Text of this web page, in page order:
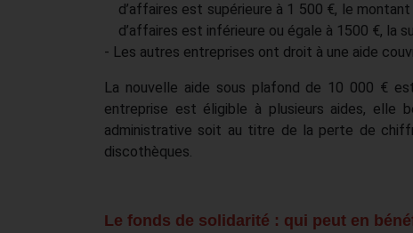
d’affaires est supérieure à 1 500 €, le
d’affaires est inférieure ou égale à 1500 €, la
- Les autres entreprises ont droit à une aide
La nouvelle aide sous plafond de 10 000 €
entreprise est éligible à plusieurs aides, elle
administrative soit au titre de la perte de
discothèques.
Le fonds de solidarité : qui peut en